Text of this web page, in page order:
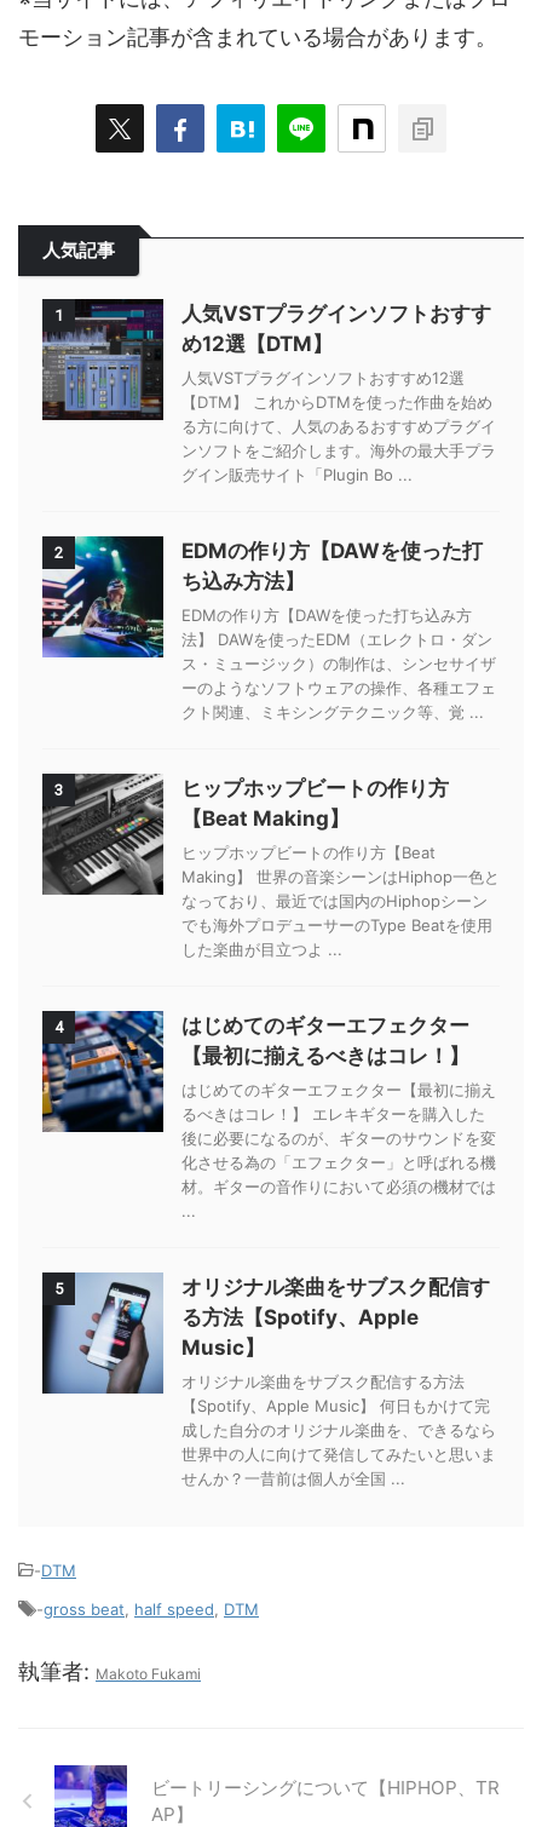
モーション記事が含まれている場合があります。
人気記事
1
人気VSTプラグインソフトおすす
め12選【DTM】
人気VSTプラグインソフトおすすめ12選
【DTM】 これからDTMを使った作曲を始め
る方に向けて、人気のあるおすすめプラグイ
ンソフトをご紹介します。海外の最大手プラ
グイン販売サイト「Plugin Bo ...
2
EDMの作り方【DAWを使った打
ち込み方法】
EDMの作り方【DAWを使った打ち込み方
法】 DAWを使ったEDM（エレクトロ・ダン
ス・ミュージック）の制作は、シンセサイザ
ーのようなソフトウェアの操作、各種エフェ
クト関連、ミキシングテクニック等、覚 ...
3
ヒップホップビートの作り方
【Beat Making】
ヒップホップビートの作り方【Beat
Making】 世界の音楽シーンはHiphop一色と
なっており、最近では国内のHiphopシーン
でも海外プロデューサーのType Beatを使用
した楽曲が目立つよ ...
4
はじめてのギターエフェクター
【最初に揃えるべきはコレ！】
はじめてのギターエフェクター【最初に揃え
るべきはコレ！】 エレキギターを購入した
後に必要になるのが、ギターのサウンドを変
化させる為の「エフェクター」と呼ばれる機
材。ギターの音作りにおいて必須の機材では
...
5
オリジナル楽曲をサブスク配信す
る方法【Spotify、Apple
Music】
オリジナル楽曲をサブスク配信する方法
【Spotify、Apple Music】 何日もかけて完
成した自分のオリジナル楽曲を、できるなら
世界中の人に向けて発信してみたいと思いま
せんか？一昔前は個人が全国 ...
-DTM
-gross beat half speed DTM
執筆者: Makoto Fukami
ビートリーシングについて【HIPHOP、TR
AP】